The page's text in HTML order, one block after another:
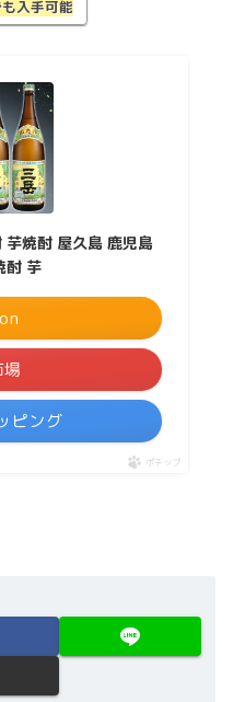
入手可能
芋焼酎 屋久島 鹿児島
酎 芋
ピング
ポチップ